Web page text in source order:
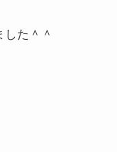
た＾＾